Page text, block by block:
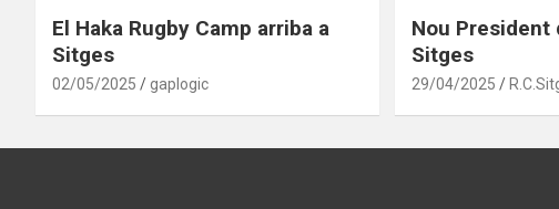
El Haka Rugby Camp arriba a
Sitges
02/05/2025 gaplogic
Nou President
Sitges
29/04/2025